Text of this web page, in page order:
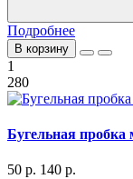
Подробнее
В корзину
1
280
Бугельная пробка
50 р. 140 р.